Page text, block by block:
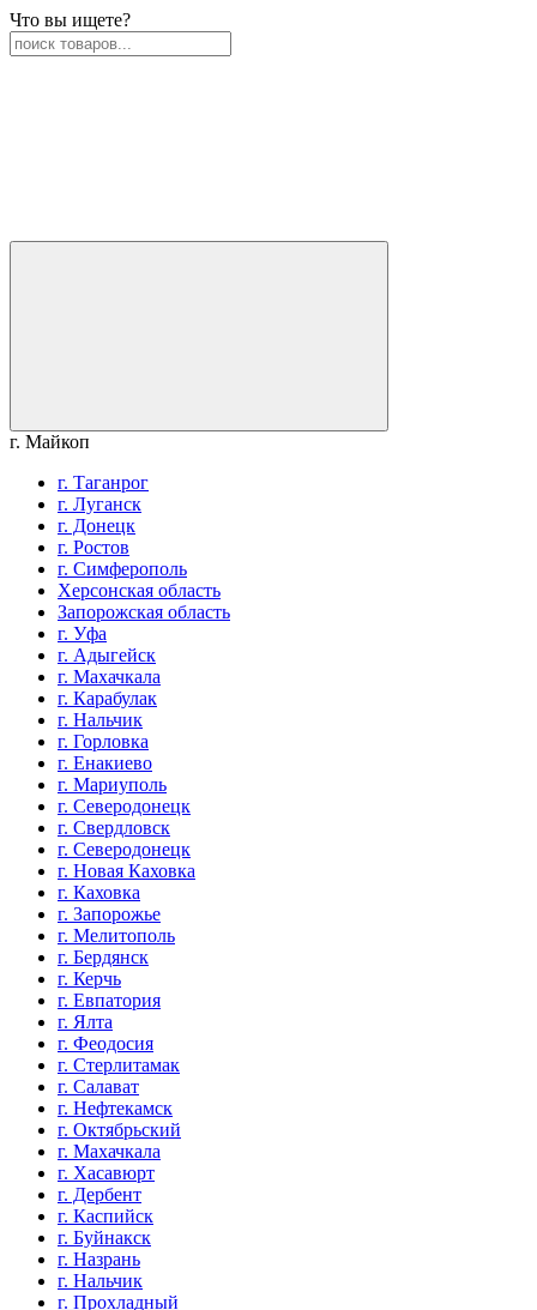
Что вы ищете?
г. Майкоп
г. Таганрог
г. Луганск
г. Донецк
г. Ростов
г. Симферополь
Херсонская область
Запорожская область
г. Уфа
г. Адыгейск
г. Махачкала
г. Карабулак
г. Нальчик
г. Горловка
г. Енакиево
г. Мариуполь
г. Северодонецк
г. Свердловск
г. Северодонецк
г. Новая Каховка
г. Каховка
г. Запорожье
г. Мелитополь
г. Бердянск
г. Керчь
г. Евпатория
г. Ялта
г. Феодосия
г. Стерлитамак
г. Салават
г. Нефтекамск
г. Октябрьский
г. Махачкала
г. Хасавюрт
г. Дербент
г. Каспийск
г. Буйнакск
г. Назрань
г. Нальчик
г. Прохладный